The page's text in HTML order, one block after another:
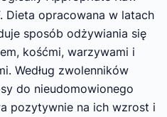
Dieta opracowana w latach
sposób odżywiania się
kośćmi, warzywami i
Według zwolenników
do nieudomowionego
pozytywnie na ich wzrost i